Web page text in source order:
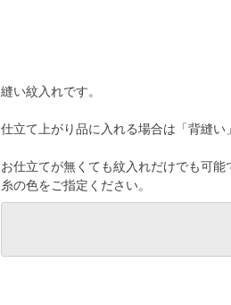
縫い紋入れです。
仕立て上がり品に入れる場合は「背縫い
お仕立てが無くても紋入れだけでも可能
糸の色をご指定ください。